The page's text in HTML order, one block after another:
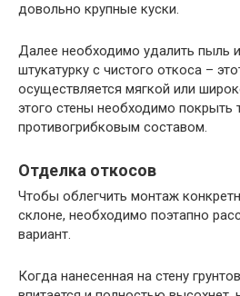
довольно крупные куски.
Далее необходимо удалить пыль
штукатурку с чистого откоса –
осуществляется мягкой или
этого стены необходимо покрыть
противогрибковым составом.
Отделка откосов
Чтобы облегчить монтаж
склоне, необходимо поэтапно
вариант.
Когда нанесенная на стену